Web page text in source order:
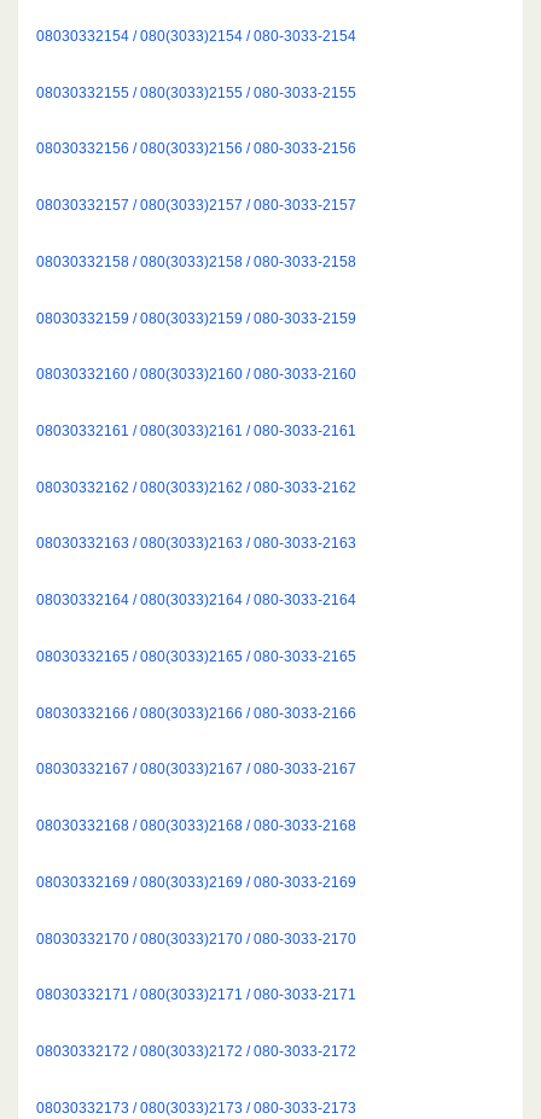
08030332154 / 080(3033)2154 / 080-3033-2154
08030332155 / 080(3033)2155 / 080-3033-2155
08030332156 / 080(3033)2156 / 080-3033-2156
08030332157 / 080(3033)2157 / 080-3033-2157
08030332158 / 080(3033)2158 / 080-3033-2158
08030332159 / 080(3033)2159 / 080-3033-2159
08030332160 / 080(3033)2160 / 080-3033-2160
08030332161 / 080(3033)2161 / 080-3033-2161
08030332162 / 080(3033)2162 / 080-3033-2162
08030332163 / 080(3033)2163 / 080-3033-2163
08030332164 / 080(3033)2164 / 080-3033-2164
08030332165 / 080(3033)2165 / 080-3033-2165
08030332166 / 080(3033)2166 / 080-3033-2166
08030332167 / 080(3033)2167 / 080-3033-2167
08030332168 / 080(3033)2168 / 080-3033-2168
08030332169 / 080(3033)2169 / 080-3033-2169
08030332170 / 080(3033)2170 / 080-3033-2170
08030332171 / 080(3033)2171 / 080-3033-2171
08030332172 / 080(3033)2172 / 080-3033-2172
08030332173 / 080(3033)2173 / 080-3033-2173